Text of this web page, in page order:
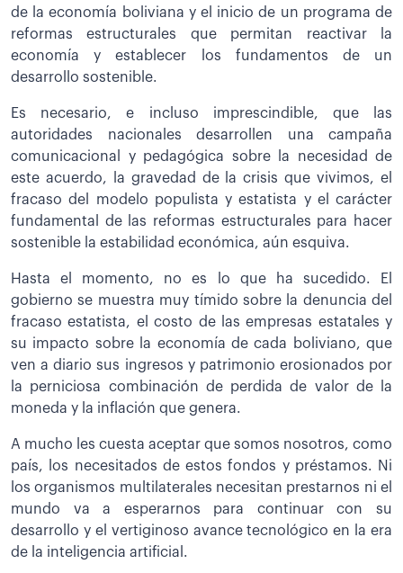
de la economía boliviana y el inicio de un programa de
reformas estructurales que permitan reactivar la
economía y establecer los fundamentos de un
desarrollo sostenible.
Es necesario, e incluso imprescindible, que las
autoridades nacionales desarrollen una campaña
comunicacional y pedagógica sobre la necesidad de
este acuerdo, la gravedad de la crisis que vivimos, el
fracaso del modelo populista y estatista y el carácter
fundamental de las reformas estructurales para hacer
sostenible la estabilidad económica, aún esquiva.
Hasta el momento, no es lo que ha sucedido. El
gobierno se muestra muy tímido sobre la denuncia del
fracaso estatista, el costo de las empresas estatales y
su impacto sobre la economía de cada boliviano, que
ven a diario sus ingresos y patrimonio erosionados por
la perniciosa combinación de perdida de valor de la
moneda y la inflación que genera.
A mucho les cuesta aceptar que somos nosotros, como
país, los necesitados de estos fondos y préstamos. Ni
los organismos multilaterales necesitan prestarnos ni el
mundo va a esperarnos para continuar con su
desarrollo y el vertiginoso avance tecnológico en la era
de la inteligencia artificial.